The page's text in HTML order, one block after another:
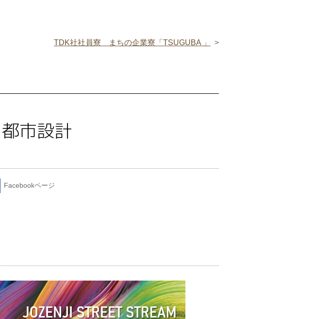
TDK社社員寮 まちの企業寮「TSUGUBA 」
Facebookページ